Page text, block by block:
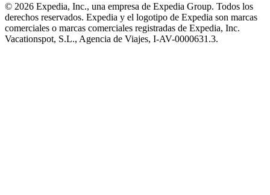
© 2026 Expedia, Inc., una empresa de Expedia Group. Todos los
derechos reservados. Expedia y el logotipo de Expedia son marcas
comerciales o marcas comerciales registradas de Expedia, Inc.
Vacationspot, S.L., Agencia de Viajes, I-AV-0000631.3.